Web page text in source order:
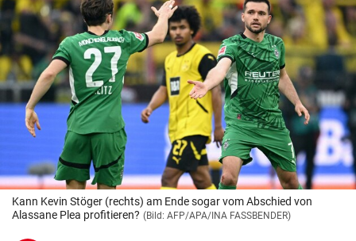
search
Suchbegriff
eingeben
© Krone Multimedia GmbH & Co KG 2026
Muthgasse 2, 1190 Wien
Kann Kevin Stöger (rechts) am Ende sogar vom Abschied von
Alassane Plea profitieren? (Bild: AFP/APA/INA FASSBENDER)